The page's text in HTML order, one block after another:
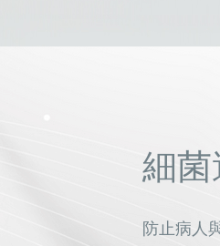
細菌
防止病人